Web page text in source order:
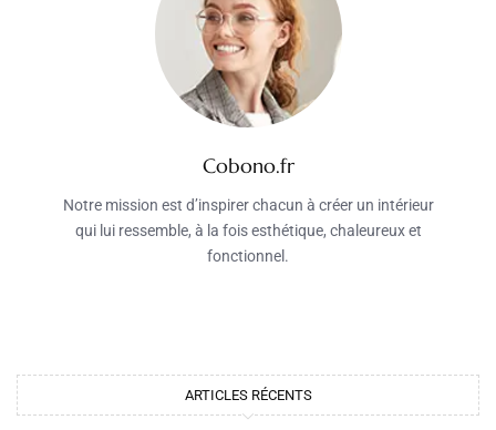
Cobono.fr
Notre mission est d’inspirer chacun à créer un intérieur
qui lui ressemble, à la fois esthétique, chaleureux et
fonctionnel.
ARTICLES RÉCENTS